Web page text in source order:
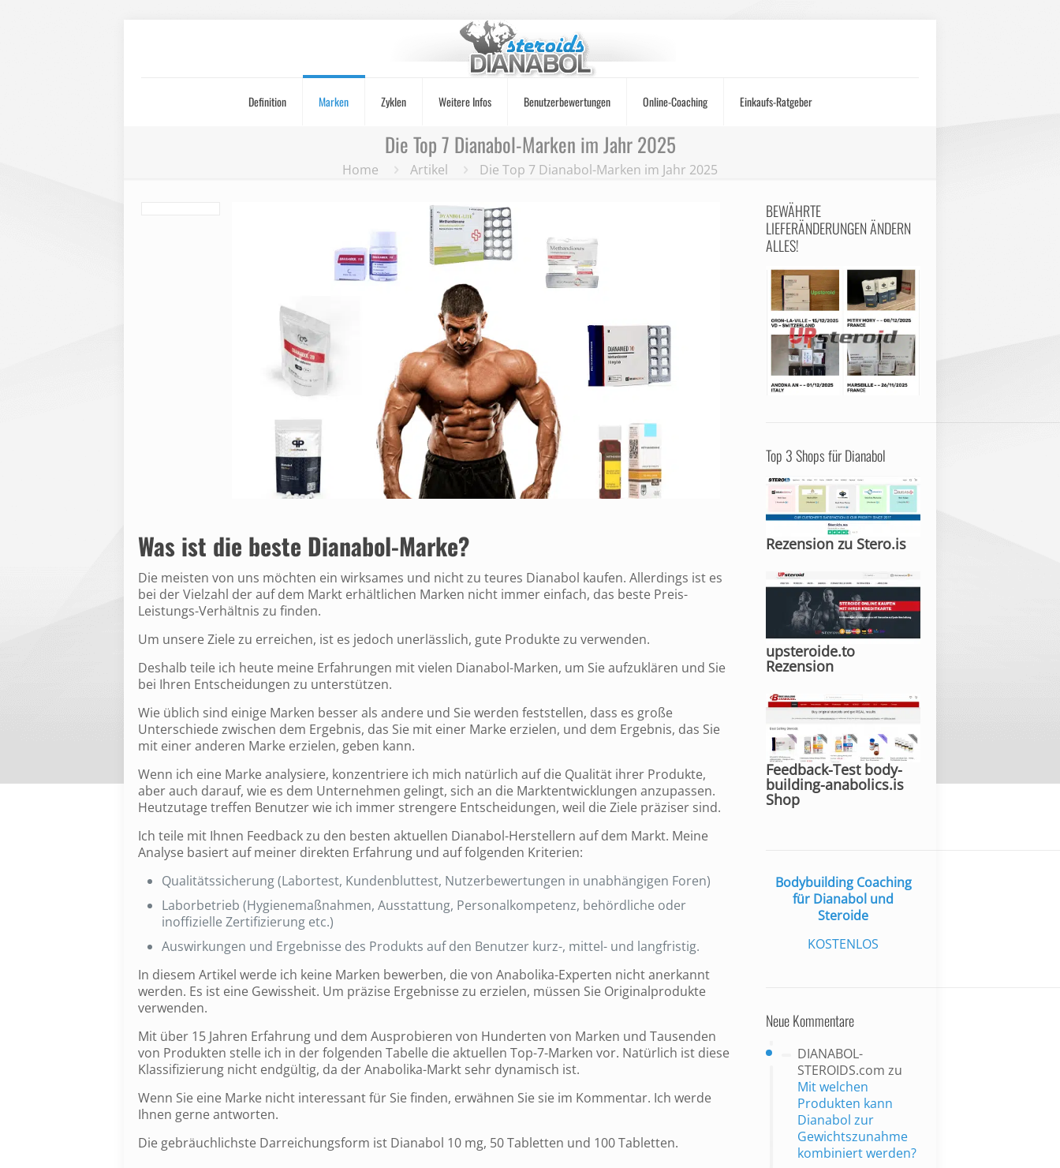
Definition Marken Zyklen Weitere Infos Benutzerbewertungen Online-Coaching Einkaufs-Ratgeber
Die Top 7 Dianabol-Marken im Jahr 2025
Home Artikel Die Top 7 Dianabol-Marken im Jahr 2025
Was ist die beste Dianabol-Marke?
Die meisten von uns möchten ein wirksames und nicht zu teures Dianabol kaufen. Allerdings ist es
bei der Vielzahl der auf dem Markt erhältlichen Marken nicht immer einfach, das beste Preis-
Leistungs-Verhältnis zu finden.
Um unsere Ziele zu erreichen, ist es jedoch unerlässlich, gute Produkte zu verwenden.
Deshalb teile ich heute meine Erfahrungen mit vielen Dianabol-Marken, um Sie aufzuklären und Sie
bei Ihren Entscheidungen zu unterstützen.
Wie üblich sind einige Marken besser als andere und Sie werden feststellen, dass es große
Unterschiede zwischen dem Ergebnis, das Sie mit einer Marke erzielen, und dem Ergebnis, das Sie
mit einer anderen Marke erzielen, geben kann.
Wenn ich eine Marke analysiere, konzentriere ich mich natürlich auf die Qualität ihrer Produkte,
aber auch darauf, wie es dem Unternehmen gelingt, sich an die Marktentwicklungen anzupassen.
Heutzutage treffen Benutzer wie ich immer strengere Entscheidungen, weil die Ziele präziser sind.
Ich teile mit Ihnen Feedback zu den besten aktuellen Dianabol-Herstellern auf dem Markt. Meine
Analyse basiert auf meiner direkten Erfahrung und auf folgenden Kriterien:
Qualitätssicherung (Labortest, Kundenbluttest, Nutzerbewertungen in unabhängigen Foren)
Laborbetrieb (Hygienemaßnahmen, Ausstattung, Personalkompetenz, behördliche oder
inoffizielle Zertifizierung etc.)
Auswirkungen und Ergebnisse des Produkts auf den Benutzer kurz-, mittel- und langfristig.
In diesem Artikel werde ich keine Marken bewerben, die von Anabolika-Experten nicht anerkannt
werden. Es ist eine Gewissheit. Um präzise Ergebnisse zu erzielen, müssen Sie Originalprodukte
verwenden.
Mit über 15 Jahren Erfahrung und dem Ausprobieren von Hunderten von Marken und Tausenden
von Produkten stelle ich in der folgenden Tabelle die aktuellen Top-7-Marken vor. Natürlich ist diese
Klassifizierung nicht endgültig, da der Anabolika-Markt sehr dynamisch ist.
Wenn Sie eine Marke nicht interessant für Sie finden, erwähnen Sie sie im Kommentar. Ich werde
Ihnen gerne antworten.
Die gebräuchlichste Darreichungsform ist Dianabol 10 mg, 50 Tabletten und 100 Tabletten.
BEWÄHRTE
LIEFERÄNDERUNGEN ÄNDERN
ALLES!
Top 3 Shops für Dianabol
Rezension zu Stero.is
upsteroide.to
Rezension
Feedback-Test body-
building-anabolics.is
Shop
Bodybuilding Coaching
für Dianabol und
Steroide
KOSTENLOS
Neue Kommentare
DIANABOL-
STEROIDS.com zu
Mit welchen
Produkten kann
Dianabol zur
Gewichtszunahme
kombiniert werden?